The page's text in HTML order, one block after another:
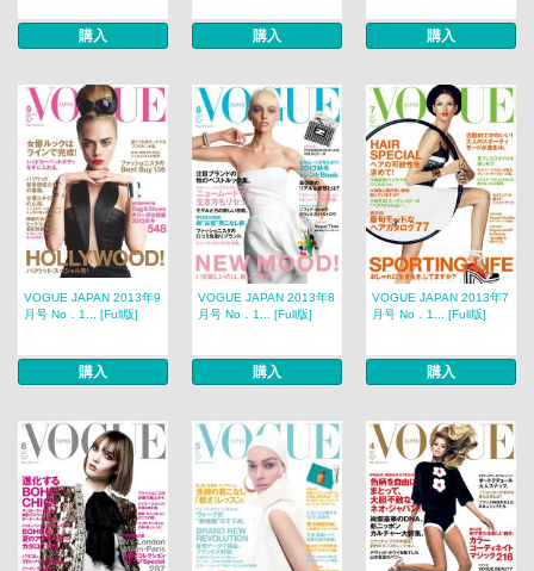
購入 購入 購入
VOGUE JAPAN 2013年9
月号 No．1... [Full版]
購入
VOGUE JAPAN 2013年8
月号 No．1... [Full版]
購入
VOGUE JAPAN 2013年7
月号 No．1... [Full版]
購入